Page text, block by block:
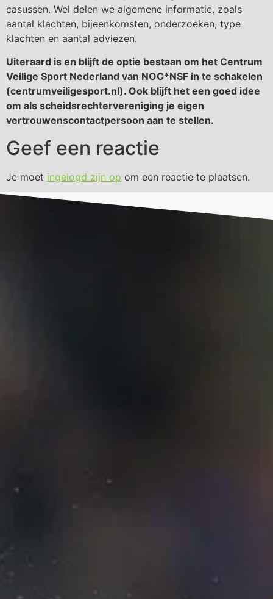
casussen. Wel delen we algemene informatie, zoals
aantal klachten, bijeenkomsten, onderzoeken, type
klachten en aantal adviezen.
Uiteraard is en blijft de optie bestaan om het Centrum
Veilige Sport Nederland van NOC*NSF in te schakelen
(centrumveiligesport.nl). Ook blijft het een goed idee
om als scheidsrechtervereniging je eigen
vertrouwenscontactpersoon aan te stellen.
Geef een reactie
Je moet ingelogd zijn op om een reactie te plaatsen.